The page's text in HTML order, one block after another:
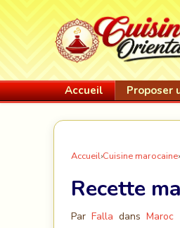
Accueil Proposer
Accueil›Cuisine marocaine›
Recette
Par Falla dans Maroc